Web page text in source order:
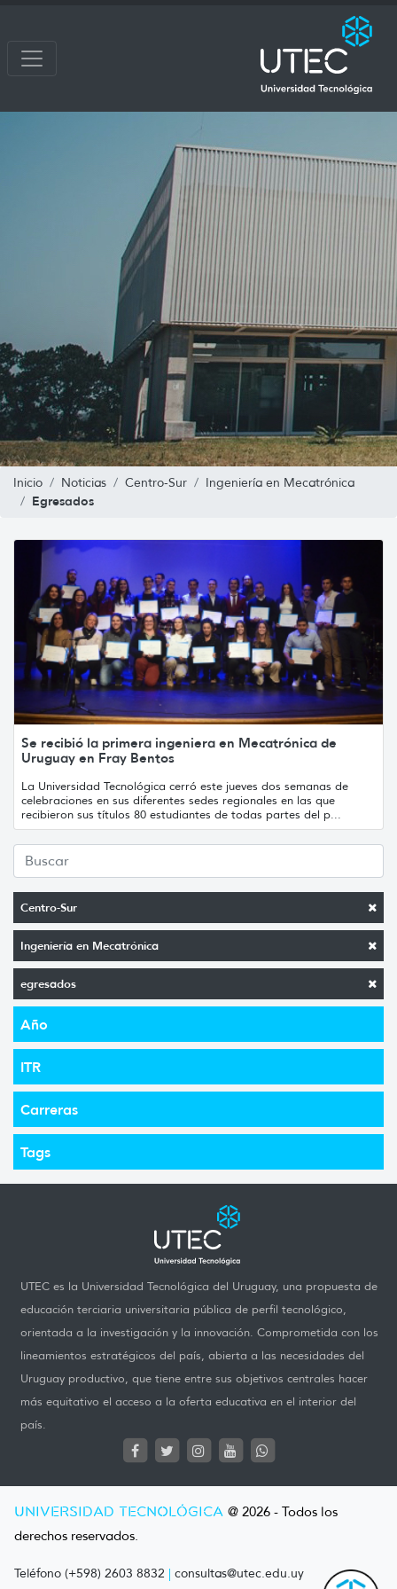
Inicio Noticias Centro-Sur Ingeniería en Mecatrónica
Egresados
Centro-Sur
Ingeniería en Mecatrónica
egresados
Año
ITR
Carreras
Tags
Se recibió la primera ingeniera en Mecatrónica de
Uruguay en Fray Bentos
La Universidad Tecnológica cerró este jueves dos semanas de
celebraciones en sus diferentes sedes regionales en las que
recibieron sus títulos 80 estudiantes de todas partes del p...
UTEC es la Universidad Tecnológica del Uruguay, una propuesta de
educación terciaria universitaria pública de perfil tecnológico,
orientada a la investigación y la innovación. Comprometida con los
lineamientos estratégicos del país, abierta a las necesidades del
Uruguay productivo, que tiene entre sus objetivos centrales hacer
más equitativo el acceso a la oferta educativa en el interior del
país.
UNIVERSIDAD TECNOLÓGICA @ 2026 - Todos los
derechos reservados.
Teléfono (+598) 2603 8832 | consultas@utec.edu.uy